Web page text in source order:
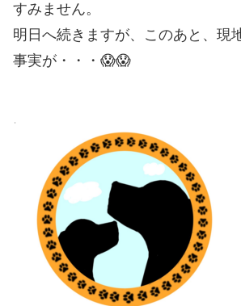
すみません。
明日へ続きますが、このあと、現
事実が・・・😱😱